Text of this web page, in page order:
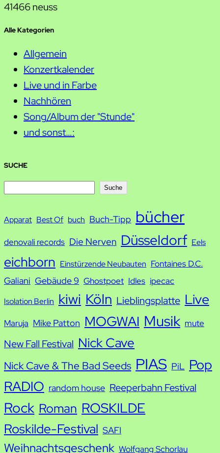
41466 neuss
Alle Kategorien
Allgemein
Konzertkalender
Live und in Farbe
Nachhören
Song/Album der "Stunde"
und sonst…:
SUCHE
c
Suche
Apparat Best Of buch Buch-Tipp bücher
denovali records Die Nerven Düsseldorf Eels
eichborn Einstürzende Neubauten Fontaines D.C.
Galiani Gebäude 9 Ghostpoet Idles ipecac
Isolation Berlin kiwi Köln Lieblingsplatte Live
Maruja Mike Patton MOGWAI Musik mute
New Fall Festival Nick Cave
Nick Cave & The Bad Seeds PIAS PiL Pop
RADIO random house Reeperbahn Festival
Rock Roman ROSKILDE
Roskilde-Festival SAFI
Weihnachtsgeschenk Wolfgang Schorlau